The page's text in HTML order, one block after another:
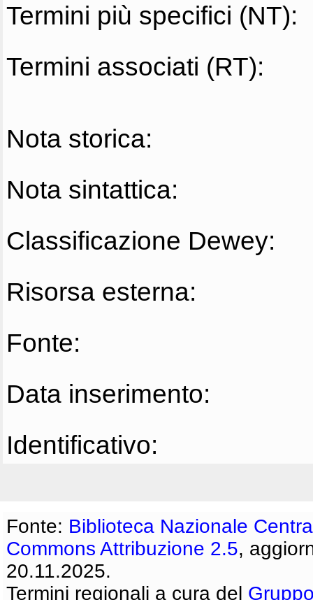
Termini più specifici (NT):
Termini associati (RT):
Nota storica:
Nota sintattica:
Classificazione Dewey:
Risorsa esterna:
Fonte:
Data inserimento:
Identificativo:
Fonte: Biblioteca Nazionale
Commons Attribuzione 2.5,
20.11.2025.
Termini regionali a cura del